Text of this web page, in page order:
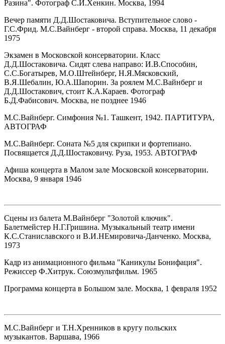
Разина". Фотограф С.И.Хенкин. Москва, 1994
Вечер памяти Д.Д.Шостаковича. Вступительное слово -
Г.С.Фрид. М.С.Вайнберг - второй справа. Москва, 11 декабря
1975
Экзамен в Московской консерватории. Класс
Д.Д.Шостаковича. Сидят слева направо: И.В.Способин,
С.С.Богатырев, М.О.Штейнберг, Н.Я.Мясковский,
В.Я.Шебалин, Ю.А.Шапорин. За роялем М.С.Вайнберг и
Д.Д.Шостакович, стоит К.А.Караев. Фотограф
Б.Д.Фабисович. Москва, не позднее 1946
М.С.Вайнберг. Симфония №1. Ташкент, 1942. ПАРТИТУРА,
АВТОГРАФ
М.С.Вайнберг. Соната №5 для скрипки и фортепиано.
Посвящается Д.Д.Шостаковичу. Руза, 1953. АВТОГРАФ
Афиша концерта в Малом зале Московской консерватории.
Москва, 9 января 1946
Сцены из балета М.Вайнберг "Золотой ключик".
Балетмейстер Н.Г.Гришина. Музыкальный театр имени
К.С.Станиславского и В.И.НЕмировича-Данченко. Москва,
1973
Кадр из анимационного фильма "Каникулы Бонифация".
Режиссер Ф.Хитрук. Союзмультфильм. 1965
Программа концерта в Большом зале. Москва, 1 февраля 1952
М.С.Вайнберг и Т.Н.Хренников в кругу польских
музыкантов. Варшава, 1966